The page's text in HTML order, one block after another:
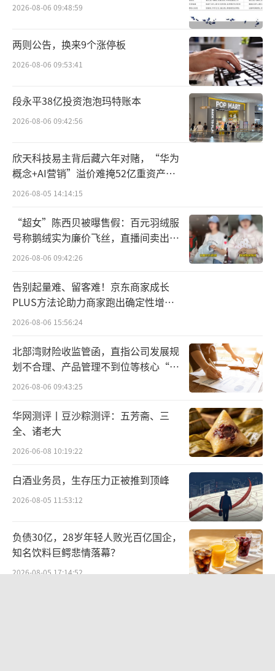
经调整，2024年全年净利润为8280万元，
2025年前三季度为1.48亿元，较2024年同期49
70万元增长197.2%。
在发展布局上，半亩花田在早期构建
了“原料——生产——研发——销售”的全链条
布局。中国化妆品杂志报道，2011年，半亩花
田自建60亩玫瑰种植基地，2013年建成标准生
产工厂，2014年落地第一座研发实验室，完成
从原料把控到产品交付的闭环建设。
半亩花田开始全国布局，到2025年，线下布局
已覆盖全国31个省市，与454家线下经销商达成
合作，线下渠道营收占比23%左右。
在营销策略上，以明星代言的策略更是高
频落地，关晓彤、杨洋、迪丽热巴、孙颖莎等
根据弗若斯特沙利文的资料，截至2024
年，其身体磨砂膏产品线以零售额计位列全国
第二、国货第一，身体乳品类跻身全国第八、
国货第一，成为细分赛道的领军者。
亮眼的营收与利润数据为其IPO提供了坚实
的财务支撑，但高速增长背后的结构性隐患也
逐渐显现。
失衡的增长结构与暗藏的风险
招股书呈现的业绩曲线看似完美，但深入
分析营收质量与成本结构，不难发现其增长模
2026-08-06 09:48:59
两则公告，换来9个涨停板
2026-08-06 09:53:41
段永平38亿投资泡泡玛特账本
2026-08-06 09:42:56
欣天科技易主背后藏六年对赌，“华为
概念+AI营销”溢价难掩52亿重资产考
验
2026-08-05 14:14:15
“超女”陈西贝被曝售假：百元羽绒服
号称鹅绒实为廉价飞丝，直播间卖出超
百万元
2026-08-06 09:42:26
告别起量难、留客难！京东商家成长
PLUS方法论助力商家跑出确定性增长
路径
2026-08-06 15:56:24
北部湾财险收监管函，直指公司发展规
划不合理、产品管理不到位等核心“痛
点”
2026-08-06 09:43:25
华网测评丨豆沙粽测评：五芳斋、三
全、诸老大
2026-06-08 10:19:22
白酒业务员，生存压力正被推到顶峰
2026-08-05 11:53:12
负债30亿，28岁年轻人败光百亿国企，
知名饮料巨鳄悲情落幕？
2026-08-05 17:14:52